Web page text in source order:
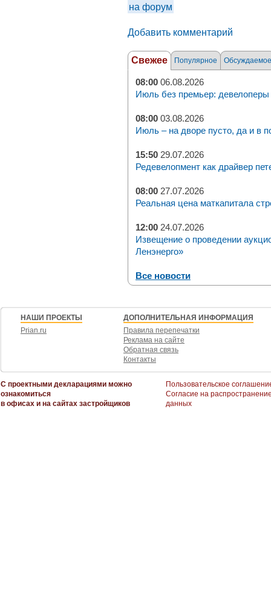
на форум
Добавить комментарий
Свежее Популярное Обсуждаемое
08:00 06.08.2026
Июль без премьер: девелоперы
08:00 03.08.2026
Июль – на дворе пусто, да и в
15:50 29.07.2026
Редевелопмент как драйвер
08:00 27.07.2026
Реальная цена маткапитала
12:00 24.07.2026
Извещение о проведении
Ленэнерго»
Все новости
НАШИ ПРОЕКТЫ
Prian.ru
ДОПОЛНИТЕЛЬНАЯ ИНФОРМАЦИЯ
Правила перепечатки
Реклама на сайте
Обратная связь
Контакты
С проектными декларациями можно
ознакомиться
в офисах и на сайтах застройщиков
Пользовательское
Согласие на
данных